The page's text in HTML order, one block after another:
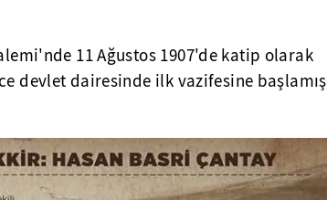
11 Ağustos 1907'de katip olarak
devlet dairesinde ilk vazifesine başlamış